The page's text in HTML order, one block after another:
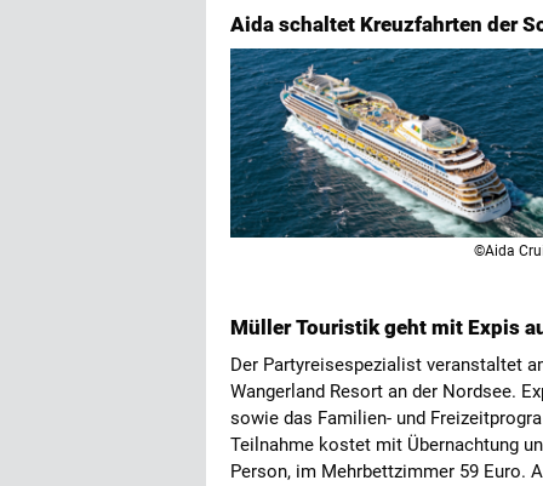
Aida schaltet Kreuzfahrten der
©Aida
Müller Touristik geht mit Expis
Der Partyreisespezialist veranstaltet
Wangerland Resort an der Nordsee.
sowie das Familien- und
Teilnahme kostet mit Übernachtung
Person, im Mehrbettzimmer 59 Euro.